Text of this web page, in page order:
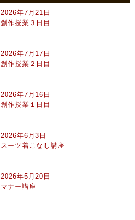
2026年7月21日
創作授業３日目
2026年7月17日
創作授業２日目
2026年7月16日
創作授業１日目
2026年6月3日
スーツ着こなし講座
2026年5月20日
マナー講座